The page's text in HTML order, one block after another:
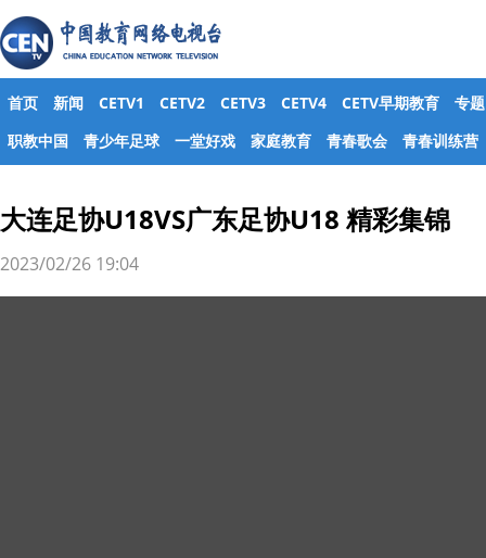
首页 新闻 CETV1 CETV2 CETV3 CETV4 CETV早期教育
专题
职教中国
青少年足球 一堂好戏 家庭教育 青春歌会 青春训练营
大连足协U18VS广东足协U18 精彩集锦
2023/02/26 19:04